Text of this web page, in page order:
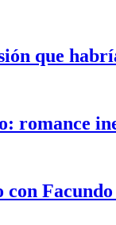
que
romance